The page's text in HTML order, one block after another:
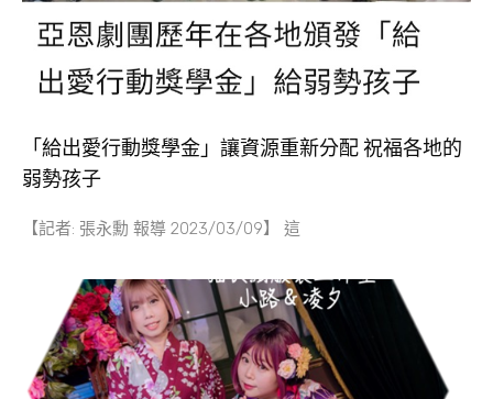
「給出愛行動獎學金」讓資源重新分配 祝福各地的
弱勢孩子
【記者: 張永勳 報導 2023/03/09】 這